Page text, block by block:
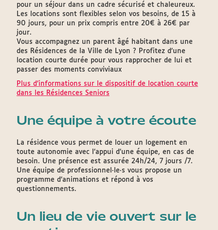
pour un séjour dans un cadre sécurisé et chaleureux.
Les locations sont flexibles selon vos besoins, de 15 à
90 jours, pour un prix compris entre 20€ à 26€ par
jour.
Vous accompagnez un parent âgé habitant dans une
des Résidences de la Ville de Lyon ? Profitez d’une
location courte durée pour vous rapprocher de lui et
passer des moments conviviaux
Plus d’informations sur le dispositif de location courte
dans les Résidences Seniors
Une équipe à votre écoute
La résidence vous permet de louer un logement en
toute autonomie avec l’appui d’une équipe, en cas de
besoin. Une présence est assurée 24h/24, 7 jours /7.
Une équipe de professionnel·le·s vous propose un
programme d’animations et répond à vos
questionnements.
Un lieu de vie ouvert sur le